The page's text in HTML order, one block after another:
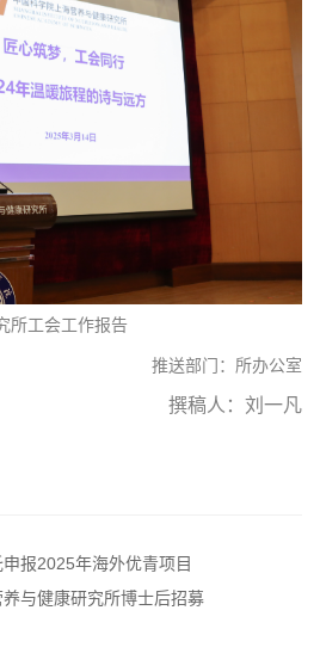
所工会工作报告
推送部门：所办公室
撰稿人：刘一凡
报2025年海外优青项目
与健康研究所博士后招募